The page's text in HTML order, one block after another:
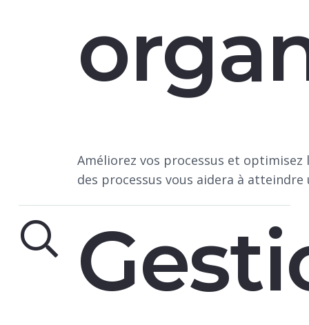
Améliorez vos processus et
des processus vous aidera à